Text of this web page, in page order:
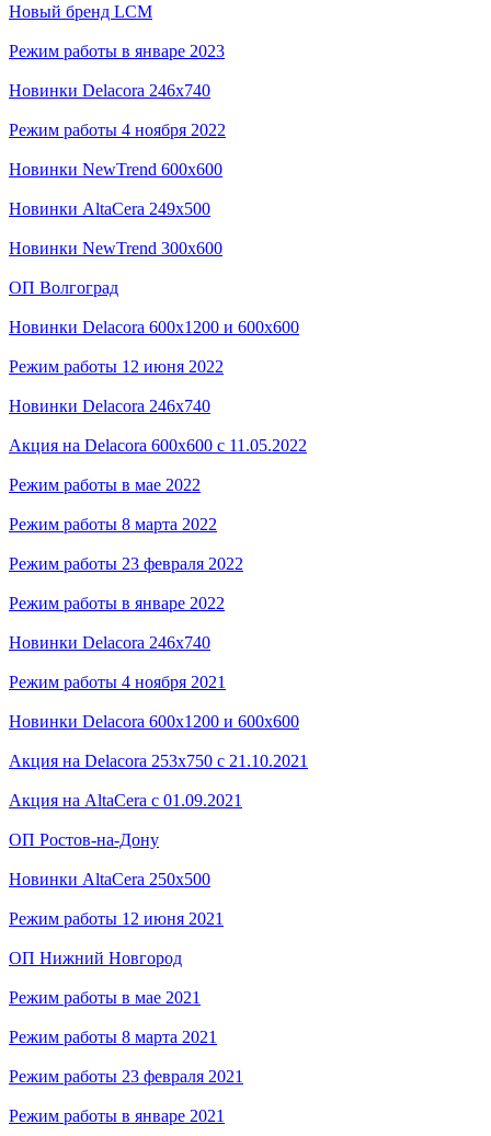
Новый бренд LCM
Режим работы в январе 2023
Новинки Delacora 246x740
Режим работы 4 ноября 2022
Новинки NewTrend 600x600
Новинки AltaCera 249x500
Новинки NewTrend 300x600
ОП Волгоград
Новинки Delacora 600x1200 и 600x600
Режим работы 12 июня 2022
Новинки Delacora 246x740
Акция на Delacora 600x600 с 11.05.2022
Режим работы в мае 2022
Режим работы 8 марта 2022
Режим работы 23 февраля 2022
Режим работы в январе 2022
Новинки Delacora 246x740
Режим работы 4 ноября 2021
Новинки Delacora 600x1200 и 600x600
Акция на Delacora 253x750 с 21.10.2021
Акция на AltaCera с 01.09.2021
ОП Ростов-на-Дону
Новинки AltaCera 250x500
Режим работы 12 июня 2021
ОП Нижний Новгород
Режим работы в мае 2021
Режим работы 8 марта 2021
Режим работы 23 февраля 2021
Режим работы в январе 2021